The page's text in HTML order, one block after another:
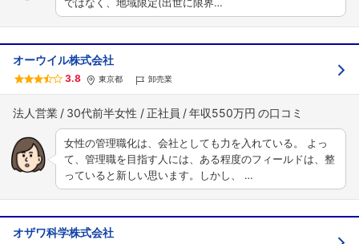
オーウイル株式会社
3.8 東京都 卸売業
法人営業 30代前半女性 正社員 年収550万円
女性の管理職化は、会社としても力を入れている。 よっ
て、管理職を目指す人には、ある程度のフィールドは、整
っていると新しい思います。しかし、 …
オザワ科学株式会社